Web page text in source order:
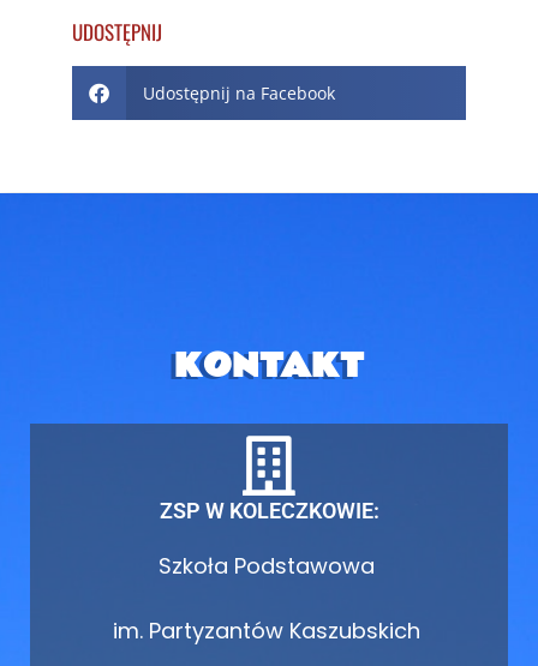
UDOSTĘPNIJ
Udostępnij na Facebook
KONTAKT
ZSP W KOLECZKOWIE:
Szkoła Podstawowa
im. Partyzantów Kaszubskich